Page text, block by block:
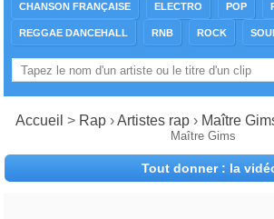
CHANSON FRANÇAISE ELECTRO POP
REGGAE DANCEHALL RNB ROCK
Accueil > Rap ›Artistes rap› Maître
Maître Gims
Tout donner : la